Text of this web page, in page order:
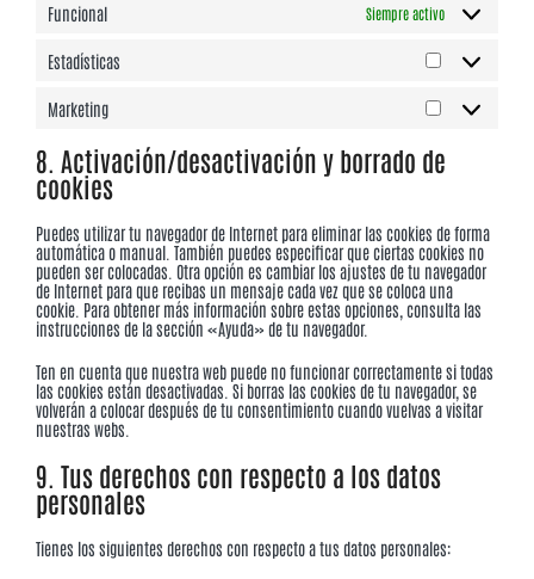
Funcional Siempre activo
Estadísticas
Estadísticas
Marketing
Marketing
8. Activación/desactivación y borrado de
cookies
Puedes utilizar tu navegador de Internet para eliminar las cookies de forma
automática o manual. También puedes especificar que ciertas cookies no
pueden ser colocadas. Otra opción es cambiar los ajustes de tu navegador
de Internet para que recibas un mensaje cada vez que se coloca una
cookie. Para obtener más información sobre estas opciones, consulta las
instrucciones de la sección «Ayuda» de tu navegador.
Ten en cuenta que nuestra web puede no funcionar correctamente si todas
las cookies están desactivadas. Si borras las cookies de tu navegador, se
volverán a colocar después de tu consentimiento cuando vuelvas a visitar
nuestras webs.
9. Tus derechos con respecto a los datos
personales
Tienes los siguientes derechos con respecto a tus datos personales: